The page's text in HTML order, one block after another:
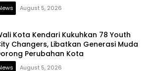
August 5, 2026
Kota Kendari Kukuhkan 78 Youth
Changers, Libatkan Generasi Muda
Perubahan Kota
August 5, 2026